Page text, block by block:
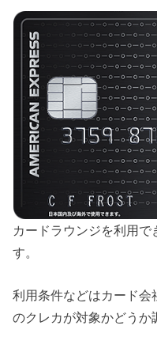
カードラウンジを利用で
す。
利用条件などはカード会
のクレカが対象かどうか